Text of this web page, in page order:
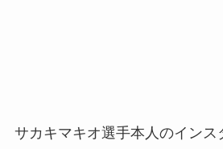
サカキマキオ選手本人のインス